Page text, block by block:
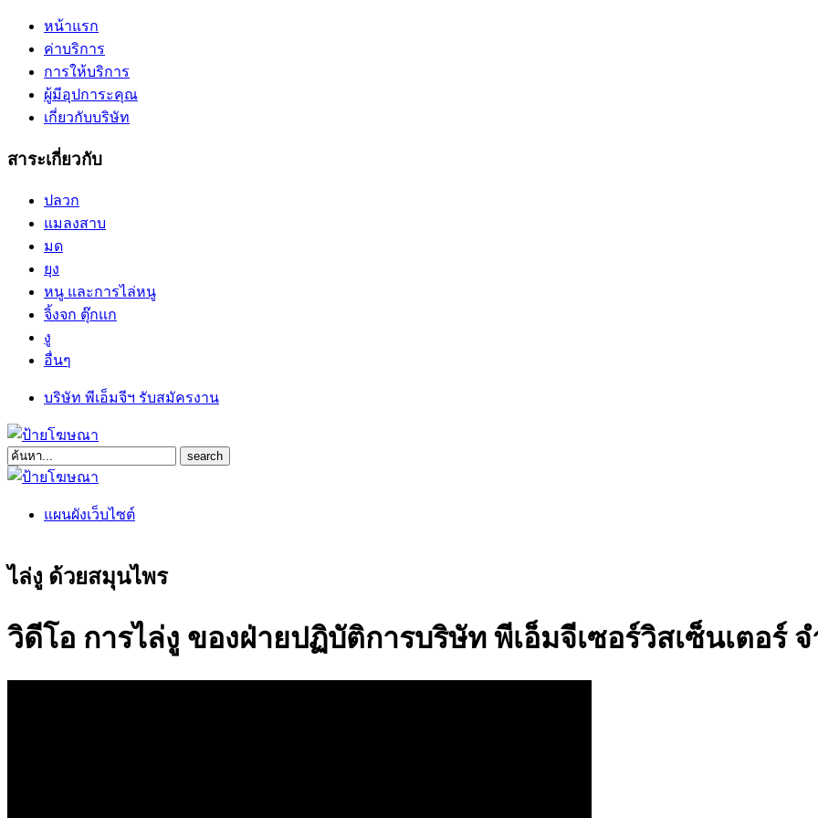
หน้าแรก
ค่าบริการ
การให้บริการ
ผู้มีอุปการะคุณ
เกี่ยวกับบริษัท
สาระเกี่ยวกับ
ปลวก
แมลงสาบ
มด
ยุง
หนู และการไล่หนู
จิ้งจก ตุ๊กแก
งู
อื่นๆ
บริษัท พีเอ็มจีฯ รับสมัครงาน
แผนผังเว็บไซต์
ไล่งู ด้วยสมุนไพร
วิดีโอ การไล่งู ของฝ่ายปฏิบัติการบริษัท พีเอ็มจีเซอร์วิสเซ็นเตอร์